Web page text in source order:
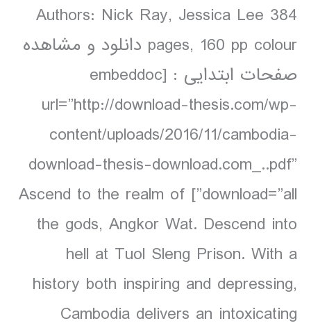
Authors: Nick Ray, Jessica Lee 384
pages, 160 pp colour دانلود و مشاهده
صفحات ابتدایی : [embeddoc
url=”http://download-thesis.com/wp-
content/uploads/2016/11/cambodia-
download-thesis-download.com_..pdf”
download=”all”] Ascend to the realm of
the gods, Angkor Wat. Descend into
hell at Tuol Sleng Prison. With a
history both inspiring and depressing,
Cambodia delivers an intoxicating